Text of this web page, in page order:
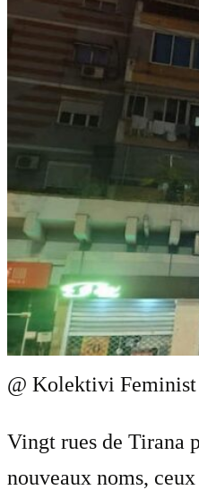
@ Kolektivi Feminist
Vingt rues de Tirana
nouveaux noms,